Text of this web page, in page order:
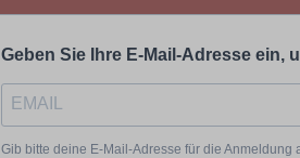
Geben Sie Ihre E-Mail-Adresse ein,
Gib bitte deine E-Mail-Adresse für die Anmeldung